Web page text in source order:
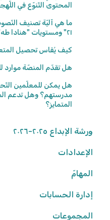
المحتوى التّنوّع في
ما هي آليّة تصنيف
٢١" ومستويات "هنادا طه" الانقرائيّة؟
كيف يُقاس تحصيل
هل تقدّم المنصّة موارد
هل يمكن للمعلّمين
مدرستهم؟ وهل تدعم
المتمايز؟
ورشة الإبداع ٢٠٢٥-٢٠٢٦
الإعدادات
الوصول إلى المنصّة
كلمة المرور
البيانات الشّخصيّة
المهامّ
البحث عن الموارد
تعديل المهامّ
إدارة الحسابات
المعلّمون/ـات
المجموعات